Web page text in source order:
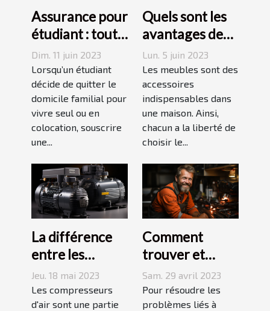
Assurance pour
étudiant : tout
ce qu’il faut
savoir avant de
choisir
Dim. 11 juin 2023
Lorsqu’un étudiant
décide de quitter le
domicile familial pour
vivre seul ou en
colocation, souscrire
une...
Quels sont les
avantages des
tables basses
industrielles ?
Lun. 5 juin 2023
Les meubles sont des
accessoires
indispensables dans
une maison. Ainsi,
chacun a la liberté de
choisir le...
La différence
entre les
compresseurs à
piston et à vis
Jeu. 18 mai 2023
Les compresseurs
d'air sont une partie
Comment
trouver et
choisir un bon
plombier à Evry
?
Sam. 29 avril 2023
Pour résoudre les
problèmes liés à